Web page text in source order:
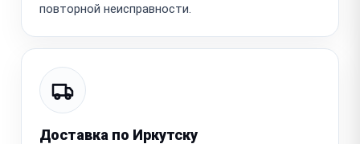
повторной неисправности.
Доставка по Иркутску